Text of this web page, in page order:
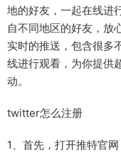
地的好友，一起在线进
自不同地区的好友，放
实时的推送，包含很多
线进行观看，为你提供
动。
twitter怎么注册
1、首先，打开推特官